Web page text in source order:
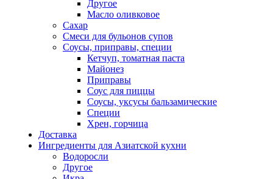
Другое
Масло оливковое
Сахар
Смеси для бульонов супов
Соусы, приправы, специи
Кетчуп, томатная паста
Майонез
Приправы
Соус для пиццы
Соусы, уксусы бальзамические
Специи
Хрен, горчица
Доставка
Ингредиенты для Азиатской кухни
Водоросли
Другое